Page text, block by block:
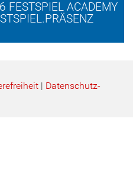
FESTSPIEL ACADEMY
| Datenschutz­